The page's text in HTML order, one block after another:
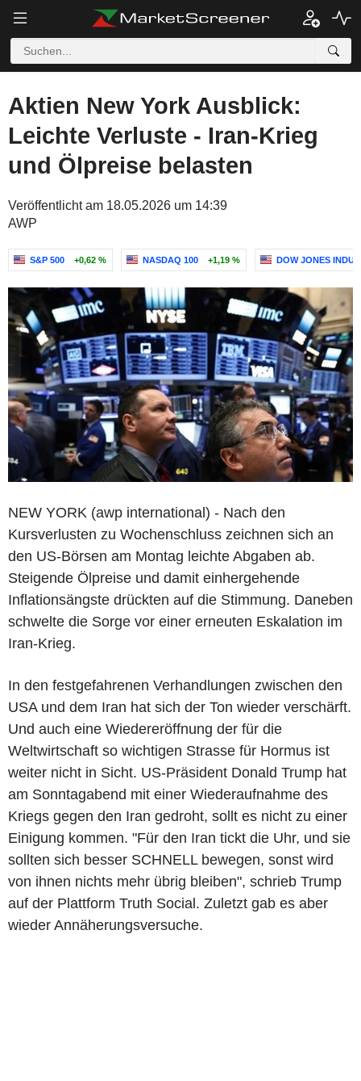
Aktien New York Ausblick:
Leichte Verluste - Iran-Krieg
und Ölpreise belasten
Veröffentlicht am 18.05.2026 um 14:39
AWP
S&P 500 +0,62 % NASDAQ 100 +1,19 % DOW JONES
NEW YORK (awp international) - Nach den
Kursverlusten zu Wochenschluss zeichnen sich an
den US-Börsen am Montag leichte Abgaben ab.
Steigende Ölpreise und damit einhergehende
Inflationsängste drückten auf die Stimmung. Daneben
schwelte die Sorge vor einer erneuten Eskalation im
Iran-Krieg.
In den festgefahrenen Verhandlungen zwischen den
USA und dem Iran hat sich der Ton wieder verschärft.
Und auch eine Wiedereröffnung der für die
Weltwirtschaft so wichtigen Strasse für Hormus ist
weiter nicht in Sicht. US-Präsident Donald Trump hat
am Sonntagabend mit einer Wiederaufnahme des
Kriegs gegen den Iran gedroht, sollt es nicht zu einer
Einigung kommen. "Für den Iran tickt die Uhr, und sie
sollten sich besser SCHNELL bewegen, sonst wird
von ihnen nichts mehr übrig bleiben", schrieb Trump
auf der Plattform Truth Social. Zuletzt gab es aber
wieder Annäherungsversuche.